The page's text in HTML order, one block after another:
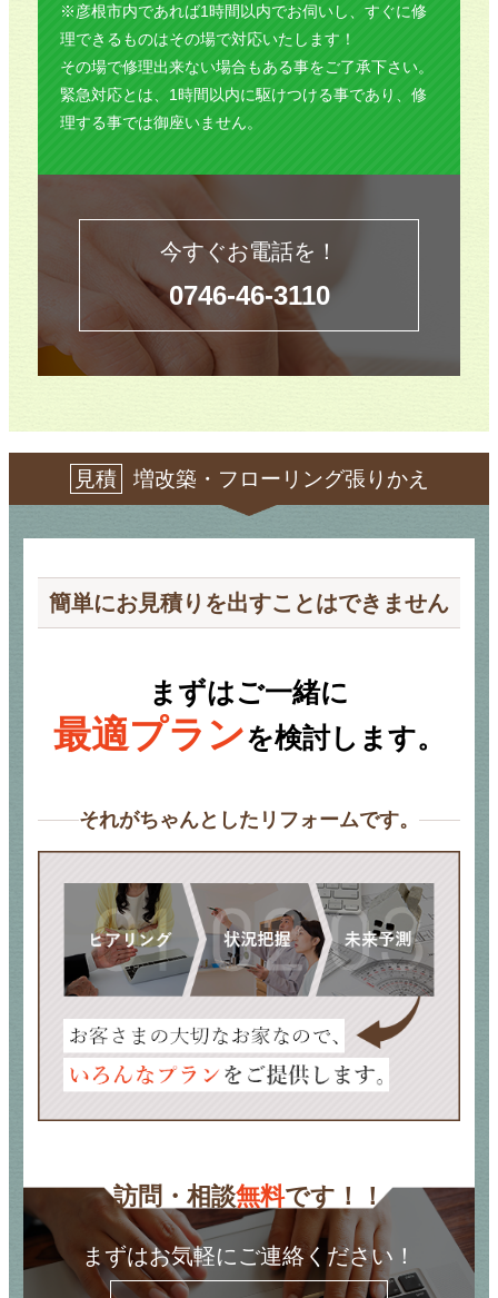
※彦根市内であれば1時間以内でお伺いし、すぐに修
理できるものはその場で対応いたします！
その場で修理出来ない場合もある事をご了承下さい。
緊急対応とは、1時間以内に駆けつける事であり、修
理する事では御座いません。
今すぐお電話を！
0746-46-3110
見積 増改築・フローリング張りかえ
簡単にお見積りを出すことはできません
まずはご一緒に
最適プランを検討します。
それがちゃんとしたリフォームです。
訪問・相談無料です！！
まずはお気軽にご連絡ください！